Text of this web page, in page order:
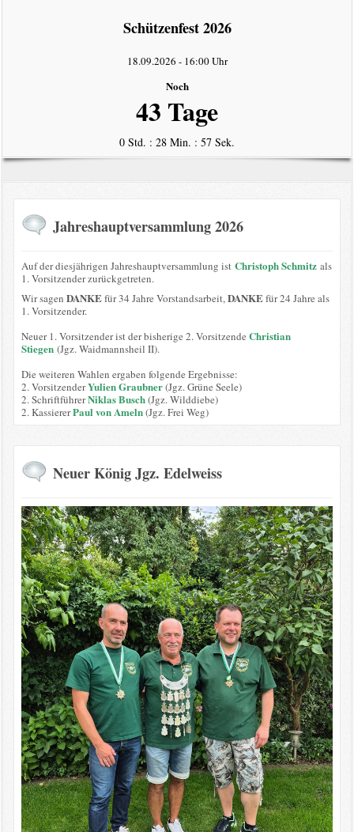
Schützenfest 2026
18.09.2026 - 16:00 Uhr
Noch
43 Tage
0 Std. : 28 Min. : 56 Sek.
Jahreshauptversammlung 2026
Auf der diesjährigen Jahreshauptversammlung ist Christoph Schmitzals
1. Vorsitzender zurückgetreten.
Wir sagen DANKEfür 34 Jahre Vorstandsarbeit,DANKEfür 24 Jahre als
1. Vorsitzender.
Neuer 1. Vorsitzender ist der bisherige 2. Vorsitzende Christian
Stiegen (Jgz. Waidmannsheil II).
Die weiteren Wahlen ergaben folgende Ergebnisse:
2. VorsitzenderYulien Graubner(Jgz. Grüne Seele)
2. SchriftführerNiklas Busch(Jgz. Wilddiebe)
2. KassiererPaul von Ameln(Jgz. Frei Weg)
Neuer König Jgz. Edelweiss